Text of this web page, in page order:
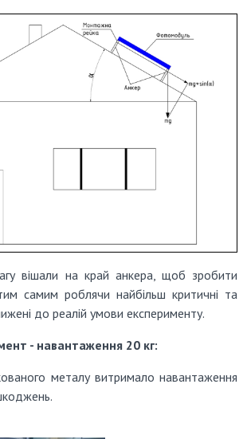
вішали на край анкера, щоб зробити
самим роблячи найбільш критичні та
до реалій умови експерименту.
- навантаження 20 кг:
металу витримало навантаження